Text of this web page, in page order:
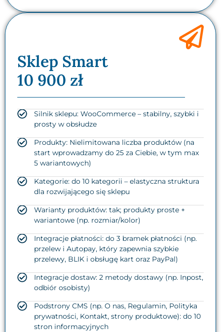
Sklep Smart
10 900 zł
Silnik sklepu: WooCommerce – stabilny, szybki i
prosty w obsłudze
Produkty: Nielimitowana liczba produktów (na
start wprowadzamy do 25 za Ciebie, w tym max
5 wariantowych)
Kategorie: do 10 kategorii – elastyczna struktura
dla rozwijającego się sklepu
Warianty produktów: tak; produkty proste +
wariantowe (np. rozmiar/kolor)
Integracje płatności: do 3 bramek płatności (np.
przelew i Autopay, który zapewnia szybkie
przelewy, BLIK i obsługę kart oraz PayPal)
Integracje dostaw: 2 metody dostawy (np. Inpost,
odbiór osobisty)
Podstrony CMS (np. O nas, Regulamin, Polityka
prywatności, Kontakt, strony produktowe): do 10
stron informacyjnych